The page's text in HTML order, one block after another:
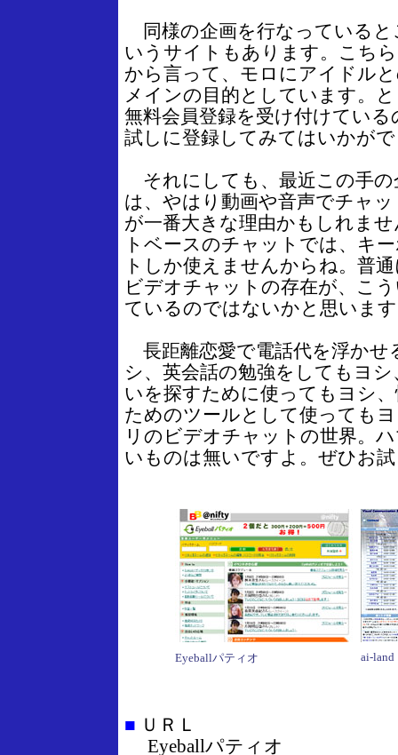
同様の企画を行なっていると
いうサイトもあります。こち
から言って、モロにアイドル
メインの目的としています。
無料会員登録を受け付けてい
試しに登録してみてはいかが
それにしても、最近この手の
は、やはり動画や音声でチャ
が一番大きな理由かもしれま
トベースのチャットでは、キ
トしか使えませんからね。普
ビデオチャットの存在が、こ
ているのではないかと思いま
長距離恋愛で電話代を浮かせ
シ、英会話の勉強をしてもヨ
いを探すために使ってもヨシ
ためのツールとして使っても
リのビデオチャットの世界。
いものは無いですよ。ぜひお
Eyeballパティオ ai-land
■ ＵＲＬ
Eyeballパティオ